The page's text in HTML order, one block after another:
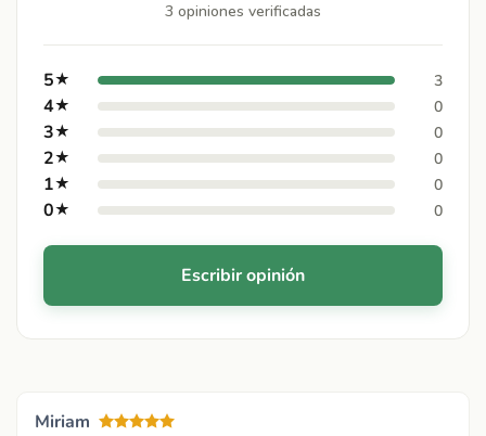
3 opiniones verificadas
5★ 3
4★ 0
3★ 0
2★ 0
1★ 0
0★ 0
Escribir opinión
Miriam